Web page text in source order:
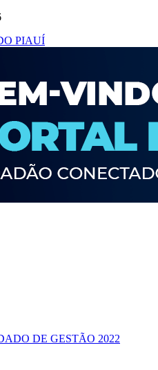
DE GESTÃO 2022